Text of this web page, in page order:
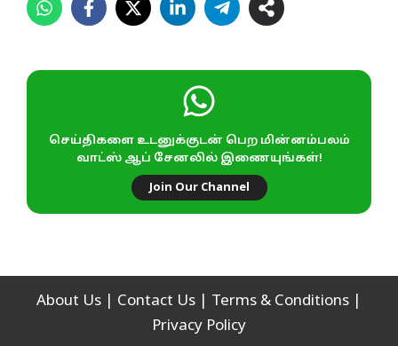
செய்திகளை உடனுக்குடன் பெற மின்னம்பலம்
வாட்ஸ் ஆப் சேனலில் இணையுங்கள்!
Join Our Channel
About Us Contact Us Terms & Conditions
Privacy Policy